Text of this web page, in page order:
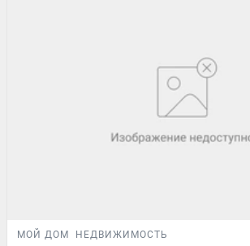
МОЙ ДОМ НЕДВИЖИМОСТЬ